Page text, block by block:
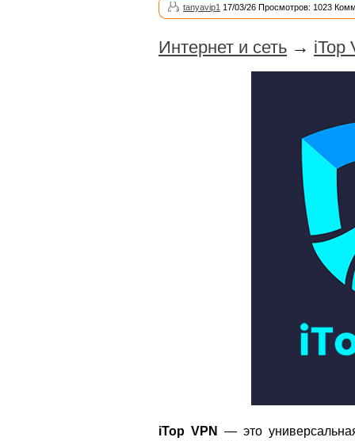
tanyavip1 17/03/26 Просмотров: 1023
Интернет и сеть → iTop
iTop VPN
— это